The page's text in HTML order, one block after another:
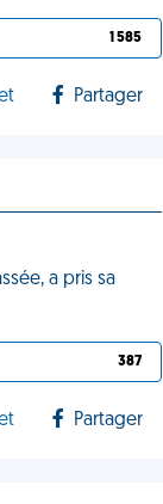
1 585
Partager
a pris sa
387
Partager